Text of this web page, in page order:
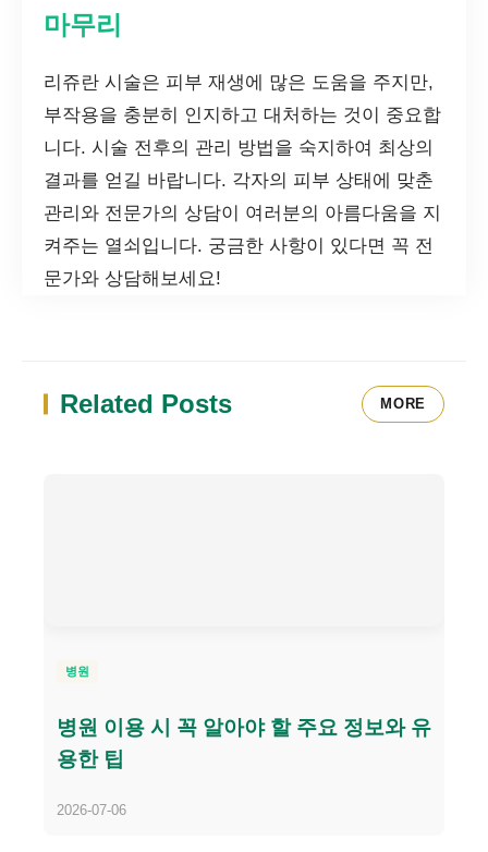
마무리
리쥬란 시술은 피부 재생에 많은 도움을 주지만,
부작용을 충분히 인지하고 대처하는 것이 중요합
니다. 시술 전후의 관리 방법을 숙지하여 최상의
결과를 얻길 바랍니다. 각자의 피부 상태에 맞춘
관리와 전문가의 상담이 여러분의 아름다움을 지
켜주는 열쇠입니다. 궁금한 사항이 있다면 꼭 전
문가와 상담해보세요!
Related Posts MORE
병원
병원 이용 시 꼭 알아야 할 주요 정보와 유
용한 팁
2026-07-06